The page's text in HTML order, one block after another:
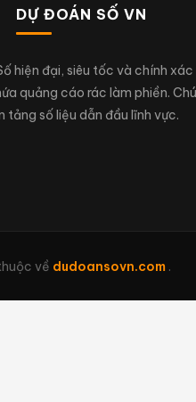
DỰ ĐOÁN SỐ VN
hiện đại, siêu tốc và chính
quảng cáo rác làm phiền.
tảng số liệu dẫn đầu lĩnh vực.
về dudoansovn.com .